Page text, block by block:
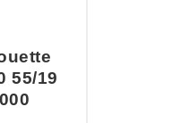
55/19